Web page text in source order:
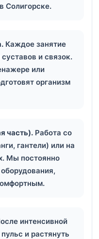
Солигорске.
Каждое занятие
и связок.
или
организм
часть). Работа со
гантели) или на
Мы постоянно
интенсивной
и растянуть